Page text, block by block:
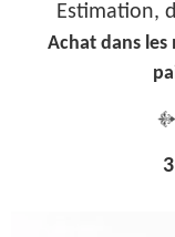
Estimation,
Achat dans